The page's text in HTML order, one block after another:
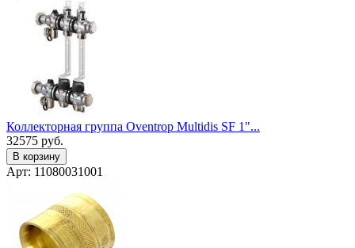
Коллекторная группа Oventrop Multidis SF 1"...
32575 руб.
В корзину
Арт: 11080031001